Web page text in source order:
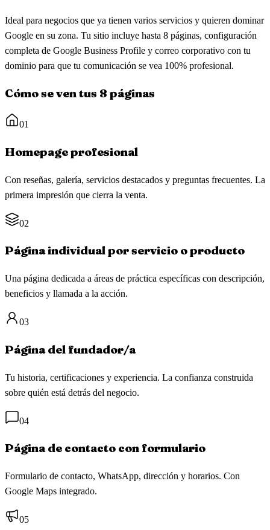
Ideal para negocios que ya tienen varios servicios y quieren dominar
Google en su zona. Tu sitio incluye hasta 8 páginas, configuración
completa de Google Business Profile y correo corporativo con tu
dominio para que tu comunicación se vea 100% profesional.
Cómo se ven tus 8 páginas
01
Homepage profesional
Con reseñas, galería, servicios destacados y preguntas frecuentes. La
primera impresión que cierra la venta.
02
Página individual por servicio o producto
Una página dedicada a áreas de práctica específicas con descripción,
beneficios y llamada a la acción.
03
Página del fundador/a
Tu historia, certificaciones y experiencia. La confianza construida
sobre quién está detrás del negocio.
04
Página de contacto con formulario
Formulario de contacto, WhatsApp, dirección y horarios. Con
Google Maps integrado.
05